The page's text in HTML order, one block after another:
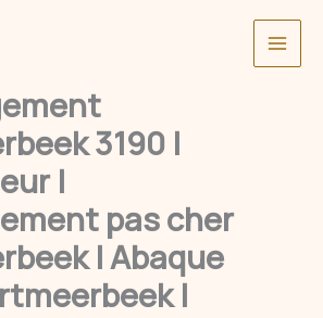
3190 |
|
pas cher
| Abaque
|